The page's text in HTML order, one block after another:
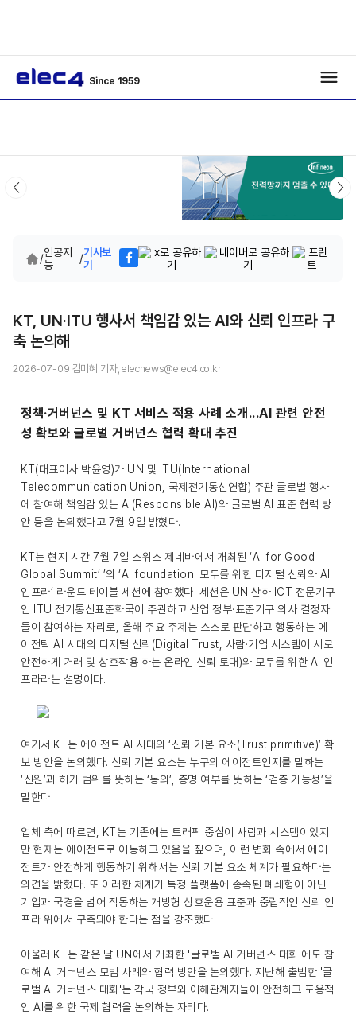
Since 1959
/인공지
능
/기사보
기
KT, UN·ITU 행사서 책임감 있는 AI와 신뢰 인프라 구
축 논의해
2026-07-09 김미혜 기자, elecnews@elec4.co.kr
정책·거버넌스 및 KT 서비스 적용 사례 소개...AI 관련 안전
성 확보와 글로벌 거버넌스 협력 확대 추진
KT(대표이사 박윤영)가 UN 및 ITU(International
Telecommunication Union, 국제전기통신연합) 주관 글로벌 행사
에 참여해 책임감 있는 AI(Responsible AI)와 글로벌 AI 표준 협력 방
안 등을 논의했다고 7월 9일 밝혔다.
KT는 현지 시간 7월 7일 스위스 제네바에서 개최된 ‘AI for Good
Global Summit’ ’의 ‘AI foundation: 모두를 위한 디지털 신뢰와 AI
인프라’ 라운드 테이블 세션에 참여했다. 세션은 UN 산하 ICT 전문기구
인 ITU 전기통신표준화국이 주관하고 산업·정부·표준기구 의사 결정자
들이 참여하는 자리로, 올해 주요 주제는 스스로 판단하고 행동하는 에
이전틱 AI 시대의 디지털 신뢰(Digital Trust, 사람·기업·시스템이 서로
안전하게 거래 및 상호작용 하는 온라인 신뢰 토대)와 모두를 위한 AI 인
프라라는 설명이다.
여기서 KT는 에이전트 AI 시대의 ‘신뢰 기본 요소(Trust primitive)’ 확
보 방안을 논의했다. 신뢰 기본 요소는 누구의 에이전트인지를 말하는
‘신원’과 허가 범위를 뜻하는 ‘동의’, 증명 여부를 뜻하는 ‘검증 가능성’을
말한다.
업체 측에 따르면, KT는 기존에는 트래픽 중심이 사람과 시스템이었지
만 현재는 에이전트로 이동하고 있음을 짚으며, 이런 변화 속에서 에이
전트가 안전하게 행동하기 위해서는 신뢰 기본 요소 체계가 필요하다는
의견을 밝혔다. 또 이러한 체계가 특정 플랫폼에 종속된 폐쇄형이 아닌
기업과 국경을 넘어 작동하는 개방형 상호운용 표준과 중립적인 신뢰 인
프라 위에서 구축돼야 한다는 점을 강조했다.
아울러 KT는 같은 날 UN에서 개최한 '글로벌 AI 거버넌스 대화'에도 참
여해 AI 거버넌스 모범 사례와 협력 방안을 논의했다. 지난해 출범한 '글
로벌 AI 거버넌스 대화'는 각국 정부와 이해관계자들이 안전하고 포용적
인 AI를 위한 국제 협력을 논의하는 자리다.